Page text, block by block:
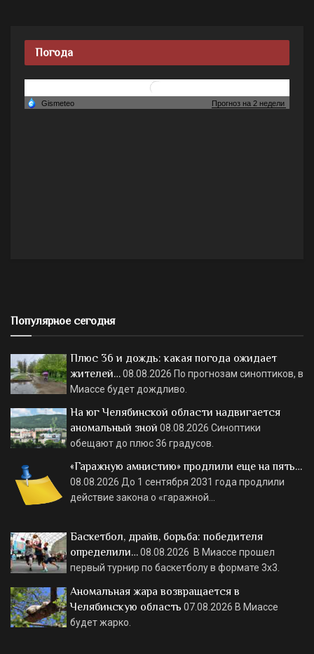
Погода
Популярное сегодня
Плюс 36 и дождь: какая погода ожидает
жителей…08.08.2026 По прогнозам синоптиков, в
Миассе будет дождливо.
На юг Челябинской области надвигается
аномальный зной 08.08.2026 Синоптики
обещают до плюс 36 градусов.
«Гаражную амнистию» продлили еще на пять…
08.08.2026 До 1 сентября 2031 года продлили
действие закона о «гаражной…
Баскетбол, драйв, борьба: победителя
определили…08.08.2026 В Миассе прошел
первый турнир по баскетболу в формате 3х3.
Аномальная жара возвращается в
Челябинскую область 07.08.2026 В Миассе
будет жарко.